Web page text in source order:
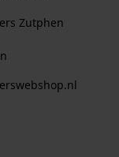
Zutphen